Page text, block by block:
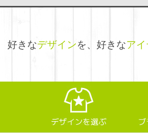
好きなデザインを、好きなア